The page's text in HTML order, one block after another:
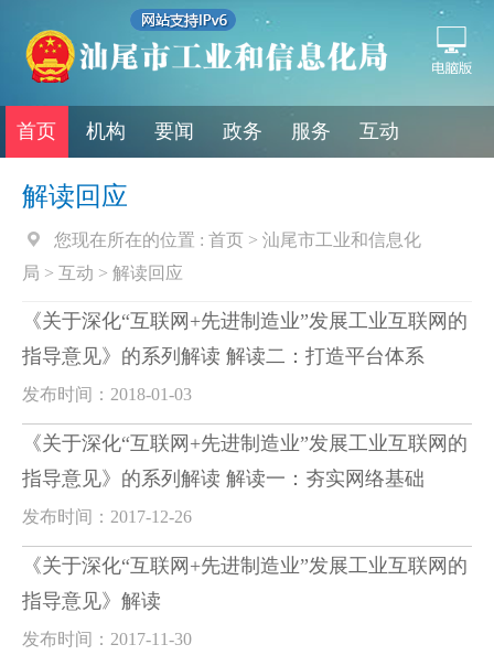
首页 机构 要闻 政务 服务 互动
解读回应
您现在所在的位置 : 首页 > 汕尾市工业和信息化
局 > 互动 > 解读回应
《关于深化“互联网+先进制造业”发展工业互联网的
指导意见》的系列解读 解读二：打造平台体系
发布时间：2018-01-03
《关于深化“互联网+先进制造业”发展工业互联网的
指导意见》的系列解读 解读一：夯实网络基础
发布时间：2017-12-26
《关于深化“互联网+先进制造业”发展工业互联网的
指导意见》解读
发布时间：2017-11-30